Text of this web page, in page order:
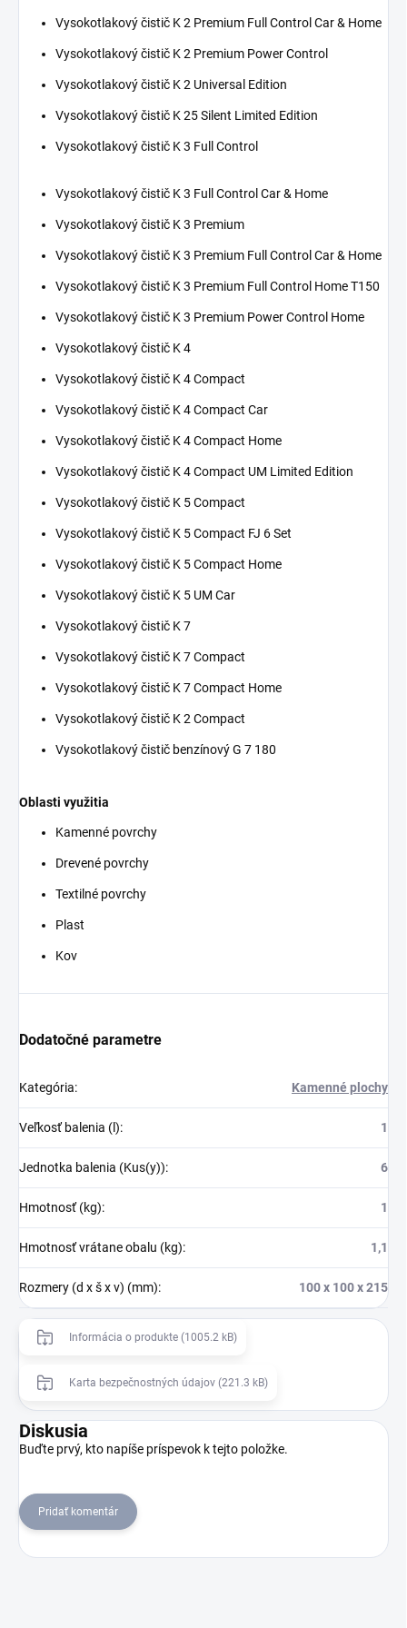
Vysokotlakový čistič K 2 Premium Full Control Car & Home
Vysokotlakový čistič K 2 Premium Power Control
Vysokotlakový čistič K 2 Universal Edition
Vysokotlakový čistič K 25 Silent Limited Edition
Vysokotlakový čistič K 3 Full Control
Vysokotlakový čistič K 3 Full Control Car & Home
Vysokotlakový čistič K 3 Premium
Vysokotlakový čistič K 3 Premium Full Control Car & Home
Vysokotlakový čistič K 3 Premium Full Control Home T150
Vysokotlakový čistič K 3 Premium Power Control Home
Vysokotlakový čistič K 4
Vysokotlakový čistič K 4 Compact
Vysokotlakový čistič K 4 Compact Car
Vysokotlakový čistič K 4 Compact Home
Vysokotlakový čistič K 4 Compact UM Limited Edition
Vysokotlakový čistič K 5 Compact
Vysokotlakový čistič K 5 Compact FJ 6 Set
Vysokotlakový čistič K 5 Compact Home
Vysokotlakový čistič K 5 UM Car
Vysokotlakový čistič K 7
Vysokotlakový čistič K 7 Compact
Vysokotlakový čistič K 7 Compact Home
Vysokotlakový čistič K 2 Compact
Vysokotlakový čistič benzínový G 7 180
Oblasti využitia
Kamenné povrchy
Drevené povrchy
Textilné povrchy
Plast
Kov
Dodatočné parametre
Kategória: Kamenné plochy
Veľkosť balenia (l): 1
Jednotka balenia (Kus(y)): 6
Hmotnosť (kg): 1
Hmotnosť vrátane obalu (kg): 1,1
Rozmery (d x š x v) (mm): 100 x 100 x 215
Informácia o produkte (1005.2 kB)
Karta bezpečnostných údajov (221.3 kB)
Diskusia
Buďte prvý, kto napíše príspevok k tejto položke.
Pridať komentár